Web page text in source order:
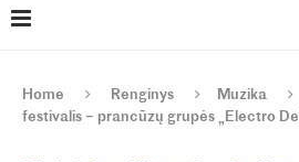
Home Renginys Muzika
festivalis – prancūzų grupės „Electro